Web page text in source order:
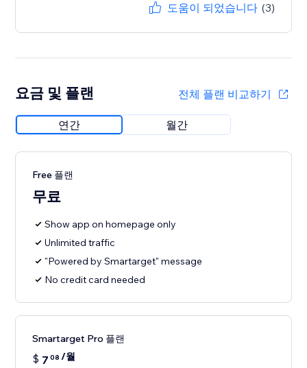
도움이 되었습니다 (3)
요금 및 플랜 전체 플랜 비교하기
연간 월간
Free 플랜
무료
Show app on homepage only
Unlimited traffic
"Powered by Smartarget" message
No credit card needed
Smartarget Pro 플랜
$ 7 08 /월